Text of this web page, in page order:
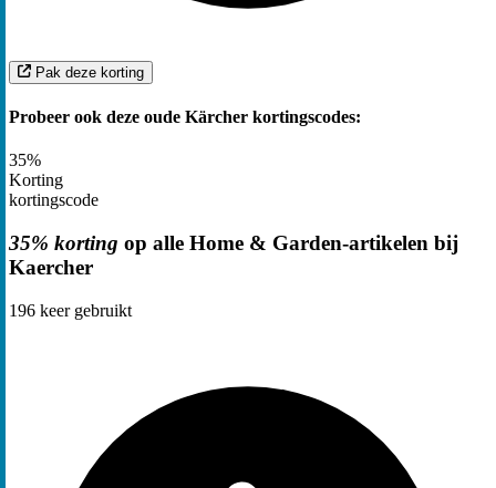
Pak deze korting
Probeer ook deze oude Kärcher kortingscodes:
35%
Korting
kortingscode
35% korting op alle Home & Garden-artikelen bij
Kaercher
196 keer gebruikt